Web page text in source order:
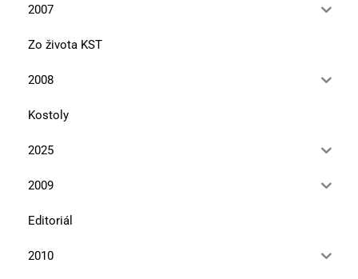
2007
Zo života KST
2008
Kostoly
2025
2009
Editoriál
2010